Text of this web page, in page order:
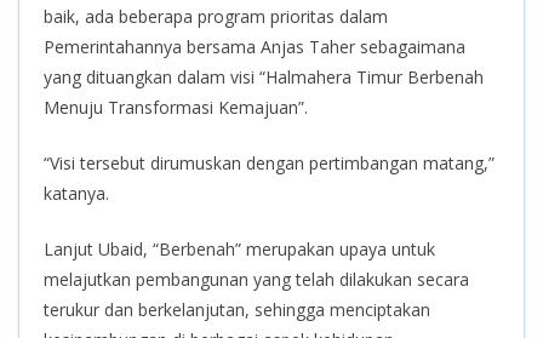
baik, ada beberapa program prioritas dalam
Pemerintahannya bersama Anjas Taher sebagaimana
yang dituangkan dalam visi “Halmahera Timur Berbenah
Menuju Transformasi Kemajuan”.
“Visi tersebut dirumuskan dengan pertimbangan matang,”
katanya.
Lanjut Ubaid, “Berbenah” merupakan upaya untuk
melajutkan pembangunan yang telah dilakukan secara
terukur dan berkelanjutan, sehingga menciptakan